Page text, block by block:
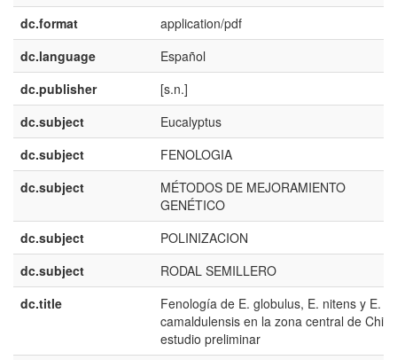
dc.format
application/pdf
dc.language
Español
dc.publisher
[s.n.]
dc.subject
Eucalyptus
dc.subject
FENOLOGIA
dc.subject
MÉTODOS DE MEJORAMIENTO
GENÉTICO
dc.subject
POLINIZACION
dc.subject
RODAL SEMILLERO
dc.title
Fenología de E. globulus, E. nitens y E.
camaldulensis en la zona central de Chile:
estudio preliminar